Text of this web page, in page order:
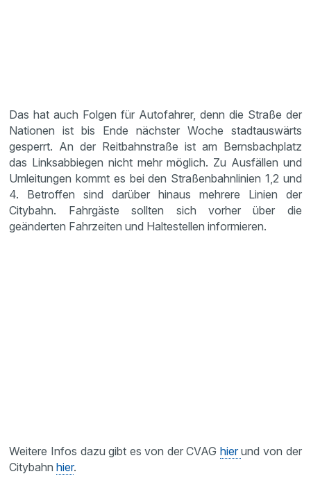
Das hat auch Folgen für Autofahrer, denn die Straße der
Nationen ist bis Ende nächster Woche stadtauswärts
gesperrt. An der Reitbahnstraße ist am Bernsbachplatz
das Linksabbiegen nicht mehr möglich. Zu Ausfällen und
Umleitungen kommt es bei den Straßenbahnlinien 1,2 und
4. Betroffen sind darüber hinaus mehrere Linien der
Citybahn. Fahrgäste sollten sich vorher über die
geänderten Fahrzeiten und Haltestellen informieren.
Weitere Infos dazu gibt es von der CVAG hierund von der
Citybahnhier.